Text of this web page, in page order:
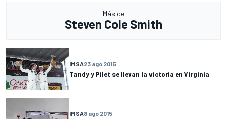
Más de
Steven Cole Smith
IMSA23 ago 2015
Tandy y Pilet se llevan la victoria en Virginia
IMSA8 ago 2015